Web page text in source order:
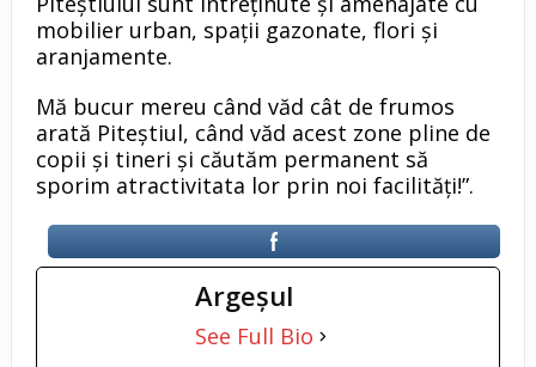
mobilier urban, spații gazonate, flori și
aranjamente.
Mă bucur mereu când văd cât de frumos
arată Piteștiul, când văd acest zone pline de
copii și tineri și căutăm permanent să
sporim atractivitata lor prin noi facilități!”.
Argeşul
See Full Bio